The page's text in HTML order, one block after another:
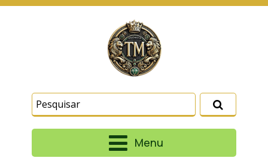
Menu
similares para lembrar e entender como você usa
nosso site, analisar seu uso de nossos produtos
e serviços, ajudar com nossos esforços de
marketing e fornecer conteúdo de terceiros. Leia
Termos e CondiçõesePolítica de